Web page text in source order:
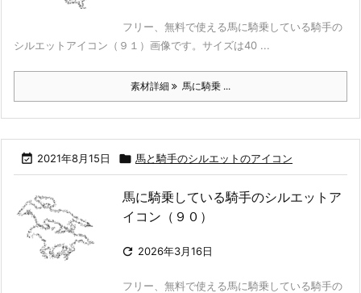
フリー、無料で使える馬に騎乗している騎手の
シルエットアイコン（９１）画像です。サイズは40 ...
素材詳細 馬に騎乗 ...
 2021年8月15日  馬と騎手のシルエットのアイコン
馬に騎乗している騎手のシルエットア
イコン（９０）
 2026年3月16日
フリー、無料で使える馬に騎乗している騎手の